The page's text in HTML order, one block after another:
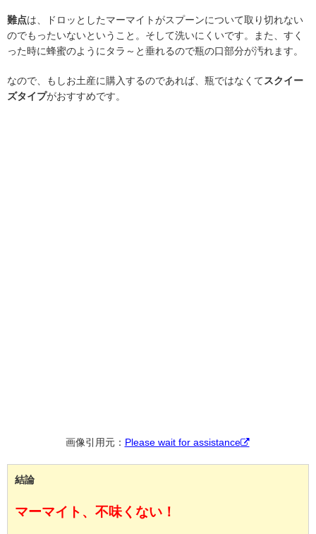
難点は、ドロッとしたマーマイトがスプーンについて取り切れない
のでもったいないということ。そして洗いにくいです。また、すく
った時に蜂蜜のようにタラ～と垂れるので瓶の口部分が汚れます。
なので、もしお土産に購入するのであれば、瓶ではなくてスクイー
ズタイプがおすすめです。
画像引用元： Please wait for assistance
結論
マーマイト、不味くない！